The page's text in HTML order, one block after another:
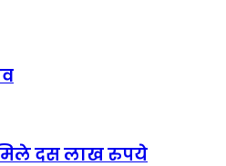
मिले दस लाख रुपये